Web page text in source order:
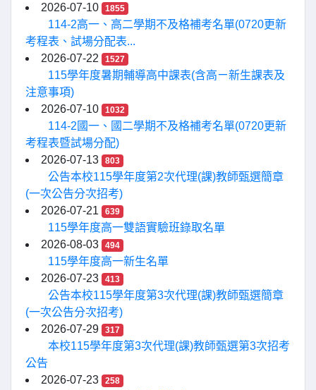
2026-07-10 1855
114-2高一、高二學期不及格補考名單(0720更新
考程表、試場分配表...
2026-07-22
1527
115學年度暑期輔導高中課表(含高ㄧ新生課表及
注意事項)
2026-07-10
1032
114-2國一、國二學期不及格補考名單(0720更新
考程表暨試場分配)
2026-07-13
803
公告本校115學年度第2次代理(課)教師甄選簡章
(一次公告分次招考)
2026-07-21
639
115學年度高一雙語實驗班錄取名單
2026-08-03
494
115學年度高一新生名單
2026-07-23
413
公告本校115學年度第3次代理(課)教師甄選簡章
(一次公告分次招考)
2026-07-29
317
本校115學年度第3次代理(課)教師甄選第3次招考
公告
2026-07-23
258